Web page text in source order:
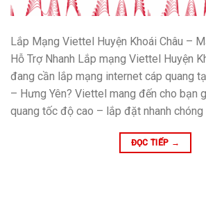
Lắp Mạng Viettel Huyện Khoái Châu –
Hỗ Trợ Nhanh Lắp mạng Viettel Huyện
đang cần lắp mạng internet cáp quang
– Hưng Yên? Viettel mang đến cho bạn
quang tốc độ cao – lắp đặt nhanh chóng
ĐỌC TIẾP →